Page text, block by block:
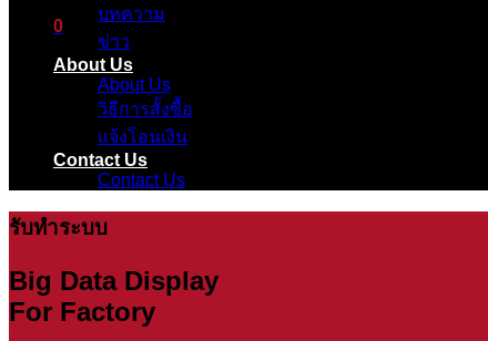
0
ตะกร้าสินค้า
ไม่มีสินค้าในตะกร้า
บทความ
ข่าว
About Us
About Us
วิธีการสั้งซื้อ
แจ้งโอนเงิน
Contact Us
Contact Us
รับทำระบบ
Big Data Display
For Factory